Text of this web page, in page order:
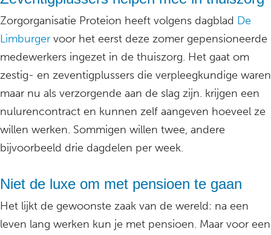
Zorgorganisatie Proteion heeft volgens dagblad De
Limburger voor het eerst deze zomer gepensioneerde
medewerkers ingezet in de thuiszorg. Het gaat om
zestig- en zeventigplussers die verpleegkundige waren
maar nu als verzorgende aan de slag zijn. krijgen een
nulurencontract en kunnen zelf aangeven hoeveel ze
willen werken. Sommigen willen twee, andere
bijvoorbeeld drie dagdelen per week.
Niet de luxe om met pensioen te gaan
Het lijkt de gewoonste zaak van de wereld: na een
leven lang werken kun je met pensioen. Maar voor een